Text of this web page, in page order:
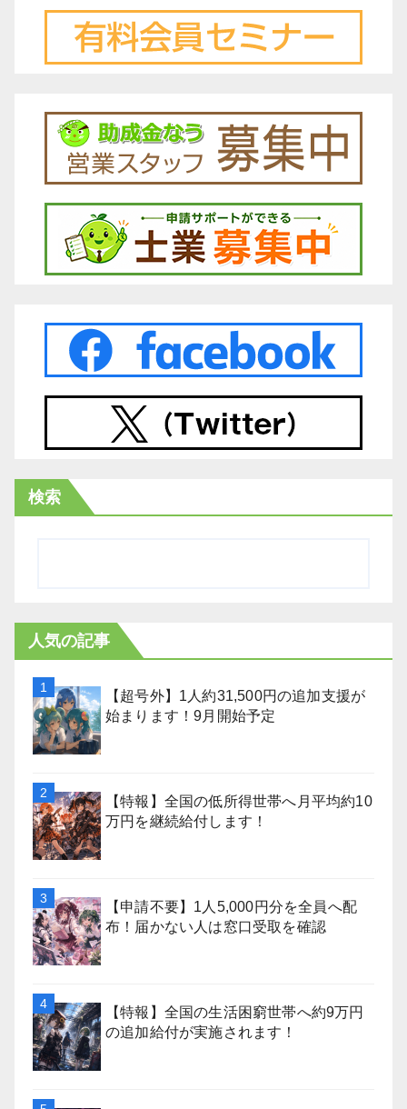
検索
人気の記事
【超号外】1人約31,500円の追加支援が
始まります！9月開始予定
【特報】全国の低所得世帯へ月平均約10
万円を継続給付します！
【申請不要】1人5,000円分を全員へ配
布！届かない人は窓口受取を確認
【特報】全国の生活困窮世帯へ約9万円
の追加給付が実施されます！